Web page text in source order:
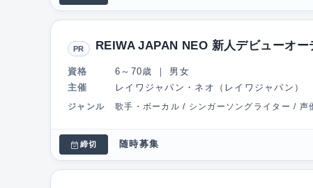
PR REIWA JAPAN NEO 新人デビューオー
資格 6～70歳 ｜ 男女
主催
レイワジャパン・ネオ（レイワジャパン）
ジャンル 歌手・ボーカル / シンガーソングライター / 声
締切 随時募集